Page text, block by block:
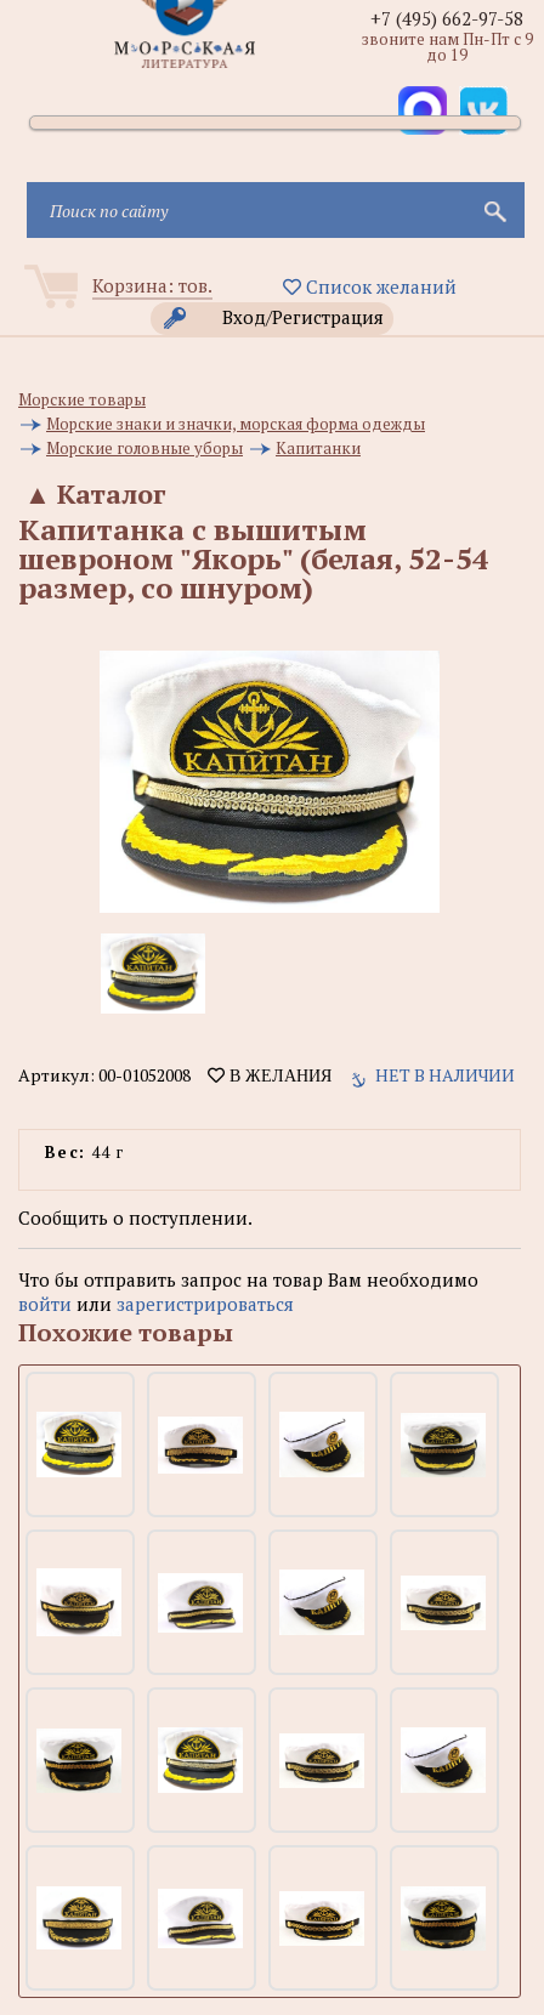
Корзина: тов.
Список желаний
Вход/Регистрация
+7 (495) 662-97-58
звоните нам Пн-Пт с 9
до 19
Морские товары
Морские знаки и значки, морская форма одежды
Морские головные уборы
Капитанки
Каталог
▲
Капитанка с вышитым
шевроном "Якорь" (белая, 52-54
размер, со шнуром)
Артикул: 00-01052008 В ЖЕЛАНИЯ НЕТ В НАЛИЧИИ
Вес: 44 г
Сообщить о поступлении.
Что бы отправить запрос на товар Вам необходимо
войти или зарегистрироваться
Похожие товары